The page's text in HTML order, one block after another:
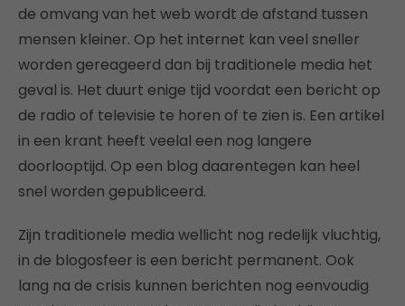
de omvang van het web wordt de afstand tussen
mensen kleiner. Op het internet kan veel sneller
worden gereageerd dan bij traditionele media het
geval is. Het duurt enige tijd voordat een bericht op
de radio of televisie te horen of te zien is. Een artikel
in een krant heeft veelal een nog langere
doorlooptijd. Op een blog daarentegen kan heel
snel worden gepubliceerd.
Zijn traditionele media wellicht nog redelijk vluchtig,
in de blogosfeer is een bericht permanent. Ook
lang na de crisis kunnen berichten nog eenvoudig